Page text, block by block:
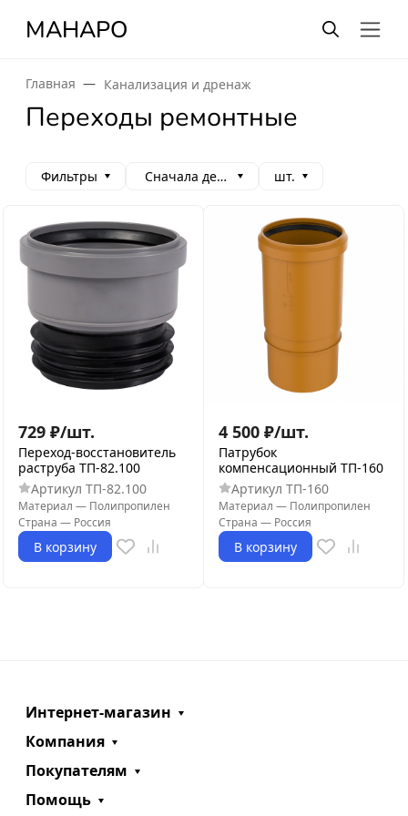
МАНАРО
Главная Канализация и дренаж
Переходы ремонтные
Фильтры Сначала дешевые шт.
729 ₽/шт.
Переход-восстановитель
раструба ТП-82.100
Артикул ТП-82.100
Материал — Полипропилен
Страна — Россия
В корзину
4 500 ₽/шт.
Патрубок
компенсационный ТП-160
Артикул ТП-160
Материал — Полипропилен
Страна — Россия
В корзину
Интернет-магазин
Компания
Покупателям
Помощь